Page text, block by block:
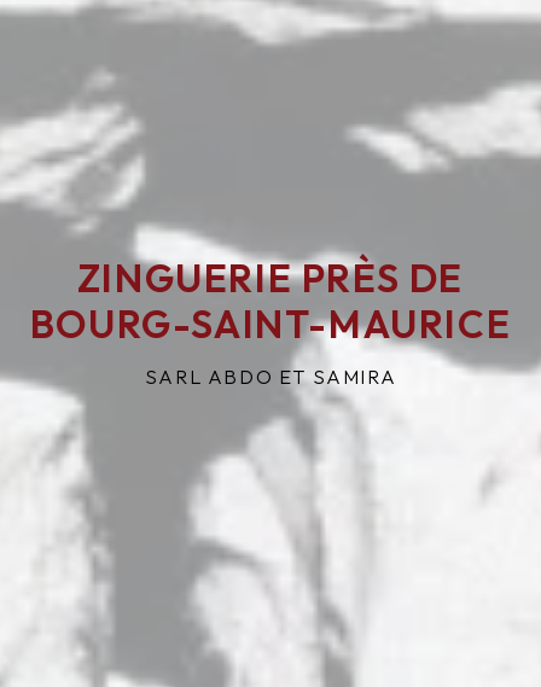
ZINGUERIE PRÈS DE
BOURG-SAINT-MAURICE
SARL ABDO ET SAMIRA